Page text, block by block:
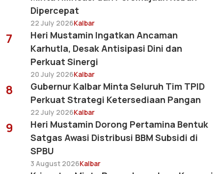
Dipercepat
22 July 2026Kalbar
7
Heri Mustamin Ingatkan Ancaman
Karhutla, Desak Antisipasi Dini dan
Perkuat Sinergi
20 July 2026Kalbar
8
Gubernur Kalbar Minta Seluruh Tim TPID
Perkuat Strategi Ketersediaan Pangan
22 July 2026Kalbar
9
Heri Mustamin Dorong Pertamina Bentuk
Satgas Awasi Distribusi BBM Subsidi di
SPBU
3 August 2026Kalbar